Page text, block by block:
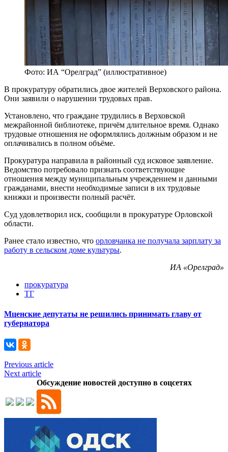
Фото: ИА “Орелград” (иллюстративное)
В прокуратуру обратились двое жителей Верховского района.
Они заявили о нарушении трудовых прав.
Установлено, что граждане трудились в Верховской
межрайонной библиотеке, причём длительное время. Однако
трудовые отношения не оформлялись должным образом и не
оплачивались в полном объёме.
Прокуратура направила в районный суд исковое заявление.
Ведомство потребовало признать соответствующие
отношения между муниципальным учреждением и данными
гражданами, внести необходимые записи в их трудовые
книжки и произвести полный расчёт.
Суд удовлетворил иск, сообщили в прокуратуре Орловской
области.
Ранее стало известно, что орловчанка не получала зарплату за
работу в сельском доме культуры.
ИА «Орелград»
прокуратура
ТГ
Мценские депутаты не решились принимать главу от
губернатора
Previous article
Next article
Обсуждение новостей доступно в соцсетях